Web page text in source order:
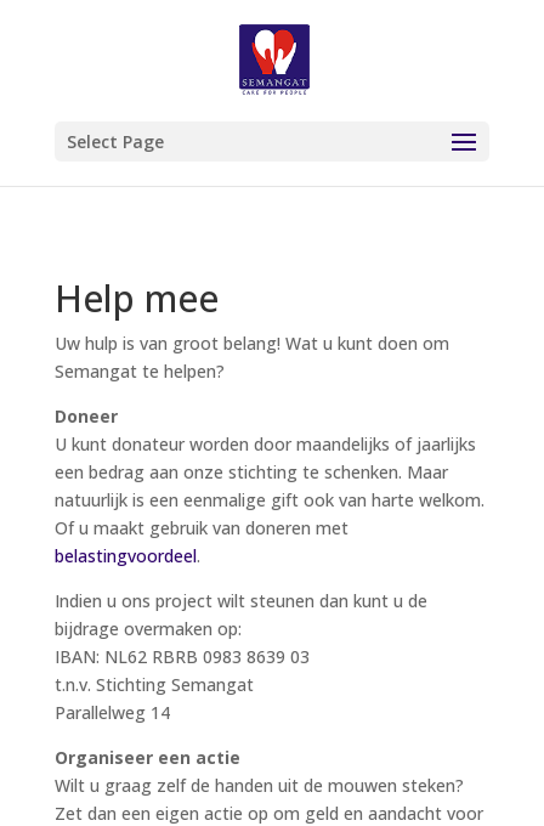
Select Page
Help mee
Uw hulp is van groot belang! Wat u kunt doen om
Semangat te helpen?
Doneer
U kunt donateur worden door maandelijks of jaarlijks
een bedrag aan onze stichting te schenken. Maar
natuurlijk is een eenmalige gift ook van harte welkom.
Of u maakt gebruik van doneren met
belastingvoordeel.
Indien u ons project wilt steunen dan kunt u de
bijdrage overmaken op:
IBAN: NL62 RBRB 0983 8639 03
t.n.v. Stichting Semangat
Parallelweg 14
Organiseer een actie
Wilt u graag zelf de handen uit de mouwen steken?
Zet dan een eigen actie op om geld en aandacht voor